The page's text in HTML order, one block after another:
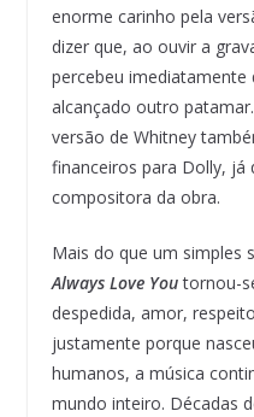
enorme carinho pela
dizer que, ao ouvir a
percebeu imediatamente
alcançado outro
versão de Whitney
financeiros para Dolly, já
compositora da obra.
Mais do que um simples
Always Love Youtornou-
despedida, amor,
justamente porque
humanos, a música
mundo inteiro. Décadas